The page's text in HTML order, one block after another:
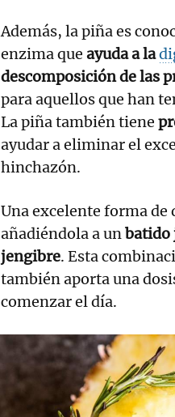
Además, la piña es
enzima que ayuda a la
descomposición de las
para aquellos que han
La piña también tiene
ayudar a eliminar el
hinchazón.
Una excelente forma de
añadiéndola a unbatido
jengibre. Esta
también aporta una
comenzar el día.